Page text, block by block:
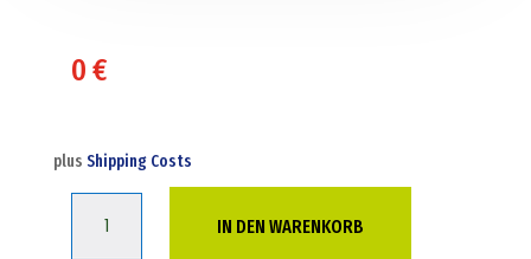
0€
plus Shipping Costs
IN DEN WARENKORB